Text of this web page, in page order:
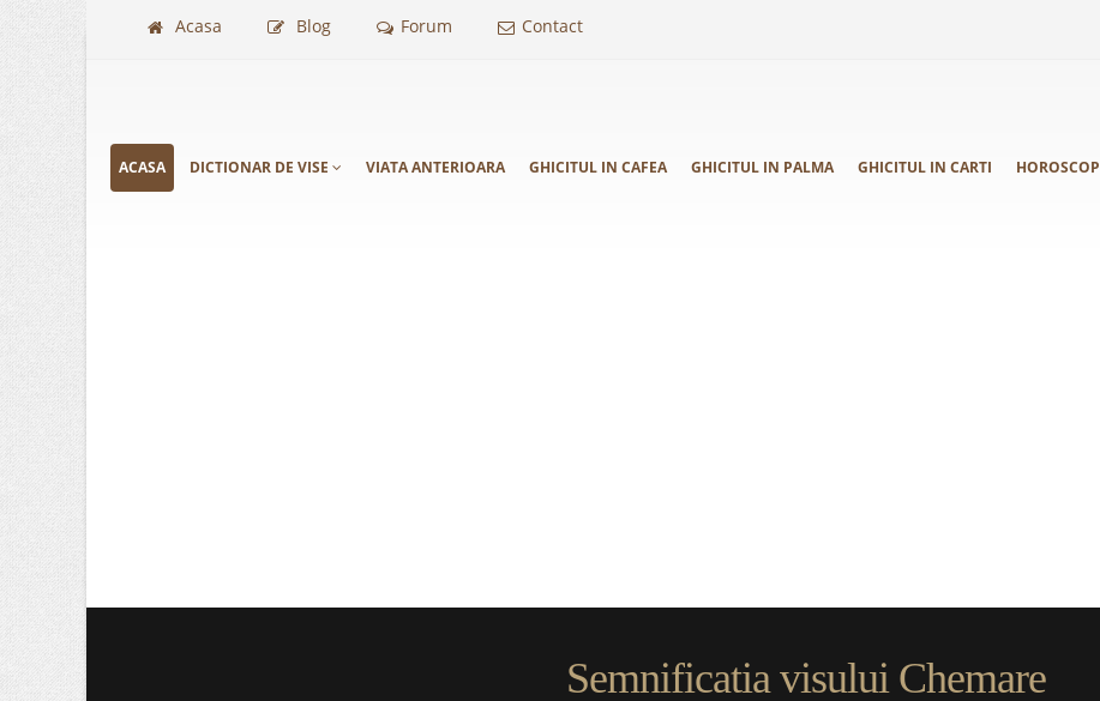
Acasa Blog Forum Contact
ACASA DICTIONAR DE VISE VIATA ANTERIOARA GHICITUL IN CAFEA GHICITUL IN PALMA GHICITUL IN CARTI HOROSCOP
Semnificatia visului Chemare